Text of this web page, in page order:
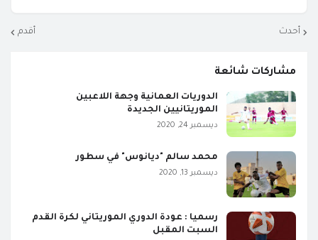
أحدث أقدم
مشاركات شائعة
الدوريات العمانية وجهة اللاعبين
الموريتانيين الجديدة
ديسمبر 24, 2020
محمد سالم "ديانوس" في سطور
ديسمبر 13, 2020
رسميا : عودة الدوري الموريتاني لكرة القدم
السبت المقبل